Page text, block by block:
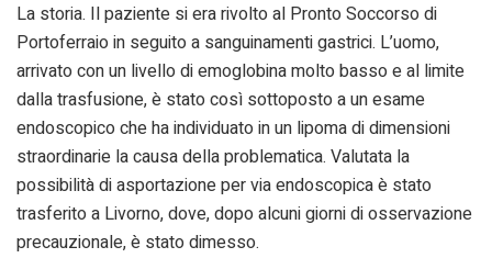
La storia. Il paziente si era rivolto al Pronto Soccorso di
Portoferraio in seguito a sanguinamenti gastrici. L’uomo,
arrivato con un livello di emoglobina molto basso e al limite
dalla trasfusione, è stato così sottoposto a un esame
endoscopico che ha individuato in un lipoma di dimensioni
straordinarie la causa della problematica. Valutata la
possibilità di asportazione per via endoscopica è stato
trasferito a Livorno, dove, dopo alcuni giorni di osservazione
precauzionale, è stato dimesso.